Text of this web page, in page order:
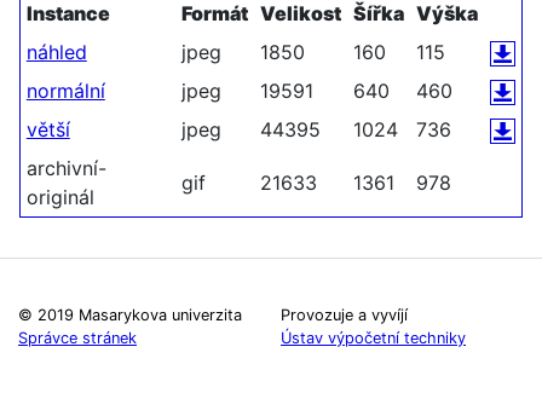
Instance Formát Velikost Šířka Výška
náhled
jpeg 1850 160
115
normální
jpeg 19591 640
460
větší
jpeg 44395 1024
736
archivní-
originál
gif 21633 1361 978
© 2019 Masarykova univerzita
Správce stránek
Provozuje a vyvíjí
Ústav výpočetní techniky